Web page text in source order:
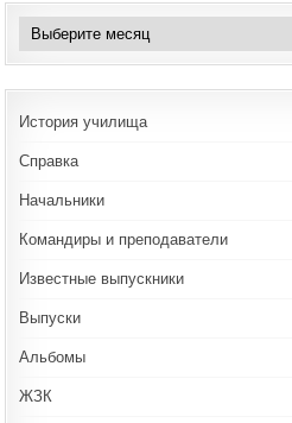
Архивы
История училища
Справка
Начальники
Командиры и преподаватели
Известные выпускники
Выпуски
Альбомы
ЖЗК